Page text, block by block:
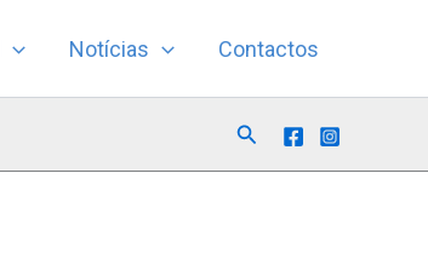
Notícias Contactos
Search